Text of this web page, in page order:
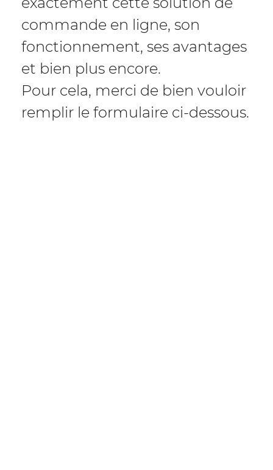
commande en ligne, son
fonctionnement, ses avantages
et bien plus encore.
Pour cela, merci de bien vouloir
remplir le formulaire ci-dessous.